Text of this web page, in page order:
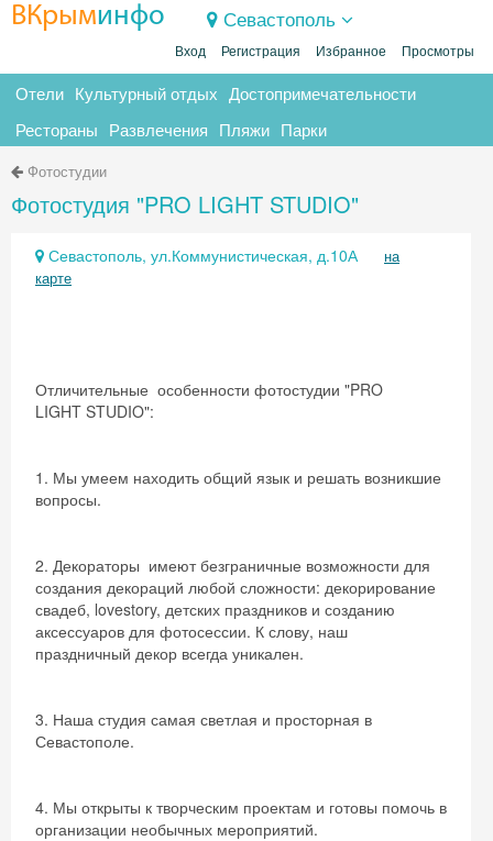
ВКрыминфо Севастополь
Вход Регистрация Избранное Просмотры
Отели Культурный отдых Достопримечательности
Рестораны Развлечения Пляжи Парки
Фотостудии
Фотостудия "PRO LIGHT STUDIO"
Севастополь, ул.Коммунистическая, д.10А
на
карте
Отличительные особенности фотостудии "PRO
LIGHT STUDIO":
1. Мы умеем находить общий язык и решать возникшие
вопросы.
2. Декораторы имеют безграничные возможности для
создания декораций любой сложности: декорирование
свадеб, lovestory, детских праздников и созданию
аксессуаров для фотосессии. К слову, наш
праздничный декор всегда уникален.
3. Наша студия самая светлая и просторная в
Севастополе.
4. Мы открыты к творческим проектам и готовы помочь в
организации необычных мероприятий.